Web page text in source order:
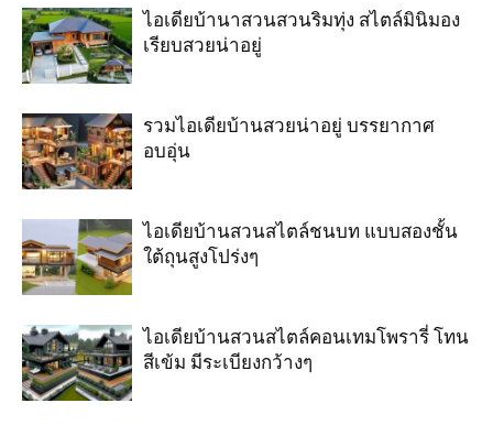
ไอเดียบ้านาสวนสวนริมทุ่ง สไตล์มินิมอง
เรียบสวยน่าอยู่
รวมไอเดียบ้านสวยน่าอยู่ บรรยากาศ
อบอุ่น
ไอเดียบ้านสวนสไตล์ชนบท แบบสองชั้น
ใต้ถุนสูงโปร่งๆ
ไอเดียบ้านสวนสไตล์คอนเทมโพรารี่ โทน
สีเข้ม มีระเบียงกว้างๆ